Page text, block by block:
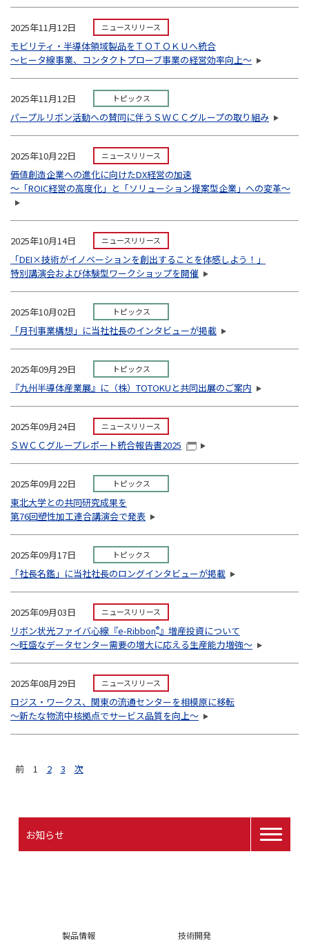
2025年11月12日 ニュースリリース
モビリティ・半導体領域製品をＴＯＴＯＫＵへ統合
〜ヒータ線事業、コンタクトプローブ事業の経営効率向上〜
2025年11月12日 トピックス
パープルリボン活動への賛同に伴うＳＷＣＣグループの取り組み
2025年10月22日 ニュースリリース
価値創造企業への進化に向けたDX経営の加速
～「ROIC経営の高度化」と「ソリューション提案型企業」への変革～
2025年10月14日 ニュースリリース
「DEI×技術がイノベーションを創出することを体感しよう！」
特別講演会および体験型ワークショップを開催
2025年10月02日 トピックス
「月刊事業構想」に当社社長のインタビューが掲載
2025年09月29日 トピックス
『九州半導体産業展』に（株）TOTOKUと共同出展のご案内
2025年09月24日 ニュースリリース
ＳＷＣＣグループレポート統合報告書2025
2025年09月22日 トピックス
東北大学との共同研究成果を
第76回塑性加工連合講演会で発表
2025年09月17日 トピックス
「社長名鑑」に当社社長のロングインタビューが掲載
2025年09月03日 ニュースリリース
リボン状光ファイバ心線『e-Ribbon®』増産投資について
～旺盛なデータセンター需要の増大に応える生産能力増強～
2025年08月29日 ニュースリリース
ロジス・ワークス、関東の流通センターを相模原に移転
～新たな物流中核拠点でサービス品質を向上～
前 1 2 3 次
お知らせ
製品情報
技術開発